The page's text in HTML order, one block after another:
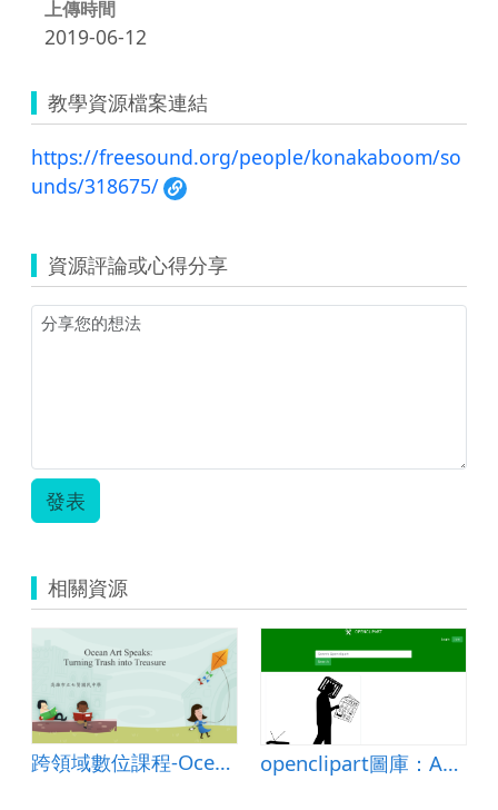
上傳時間
2019-06-12
教學資源檔案連結
https://freesound.org/people/konakaboom/so
unds/318675/
資源評論或心得分享
發表
相關資源
跨領域數位課程-Ocean Art Speaks: Turning Trash into Treasure openclipart圖庫：Anti media